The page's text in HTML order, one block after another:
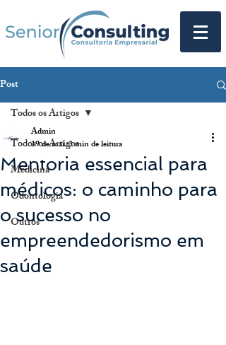
Post
Todos os Artigos
Medicina
Odontologia
Outros
Todos os Artigos
Mentoria essencial para
médicos: o caminho para
o sucesso no
empreendedorismo em
saúde
Admin
19 de mai.3 min de leitura